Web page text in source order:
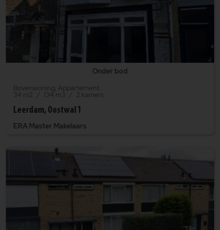
Onder bod
Bovenwoning, Appartement.
34 m2 134 m3
2 kamers
Leerdam, Oostwal 1
ERA Master Makelaars